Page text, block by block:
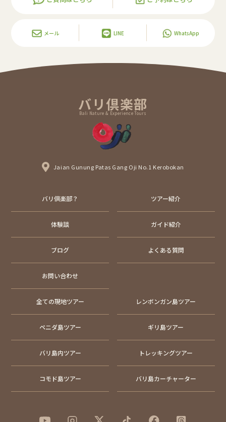
メール LINE WhatsApp
バリ倶楽部
Bali Nature & Experience Tours
Jaian Gunung Patas Gang Oji No.1 Kerobokan
バリ倶楽部？ ツアー紹介
体験談 ガイド紹介
ブログ よくある質問
お問い合わせ
全ての現地ツアー レンボンガン島ツアー
ペニダ島ツアー ギリ島ツアー
バリ島内ツアー トレッキングツアー
コモド島ツアー バリ島カーチャーター